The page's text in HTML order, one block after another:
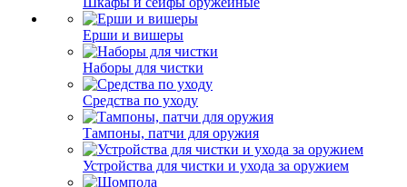
Ерши и вишеры
Наборы для чистки
Средства по уходу
Тампоны, патчи для оружия
Устройства для чистки и ухода за оружием